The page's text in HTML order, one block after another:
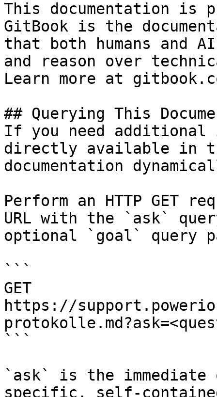
This documentation is
GitBook is the
that both humans and
and reason over
Learn more at
## Querying This
If you need
directly available in
documentation
Perform an HTTP GET
URL with the `ask`
optional `goal` query
```
GET
https://
```
`ask` is the
specific, self-